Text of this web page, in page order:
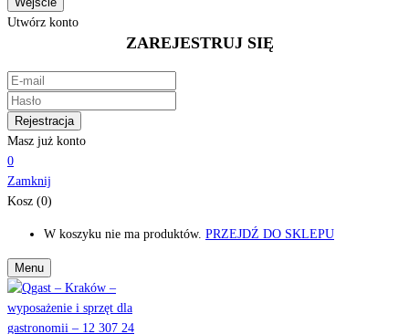
Utwórz konto
ZAREJESTRUJ SIĘ
Masz już konto
0
Zamknij
Kosz (0)
W koszyku nie ma produktów. PRZEJDŹ DO SKLEPU
Menu